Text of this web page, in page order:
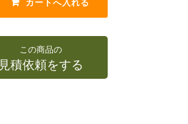
この商品の
見積依頼をする